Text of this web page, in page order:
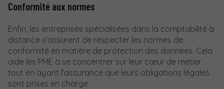
Conformité aux normes
Enfin, les entreprises spécialisées dans la comptabilité à
distance s'assurent de respecter les normes de
conformité en matière de protection des données. Cela
aide les PME à se concentrer sur leur cœur de métier
tout en ayant l'assurance que leurs obligations légales
sont prises en charge.